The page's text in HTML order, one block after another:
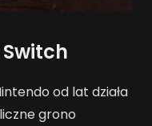
od lat działa
grono